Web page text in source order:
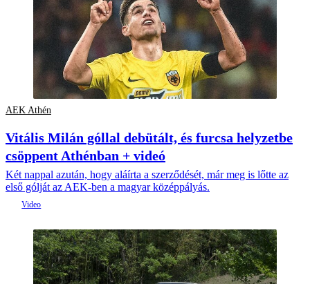
AEK Athén
Vitális Milán góllal debütált, és furcsa helyzetbe
csöppent Athénban + videó
Két nappal azután, hogy aláírta a szerződését, már meg is lőtte az
első gólját az AEK-ben a magyar középpályás.